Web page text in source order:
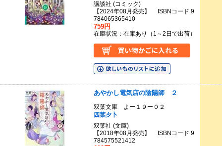
講談社 (コミック)
【2024年08月発売】 ISBNコード 9
784065365410
759円
在庫状況：在庫あり（1～2日で出荷）
あやかし電気店の陰陽師 ２
双葉文庫 よー１９ー０２
四葉夕卜
双葉社 (文庫)
【2018年08月発売】 ISBNコード 9
784575521412